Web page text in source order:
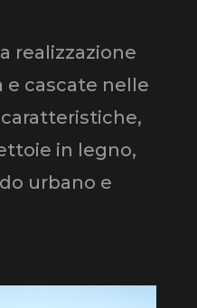
realizzazione
e cascate nelle
in legno,
urbano e